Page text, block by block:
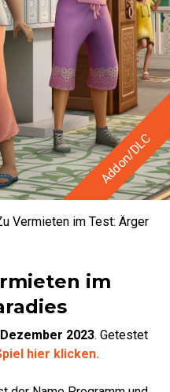
Addon/DLC
Vermieten im Test: Ärger
im
2023. Getestet
hier klicken.